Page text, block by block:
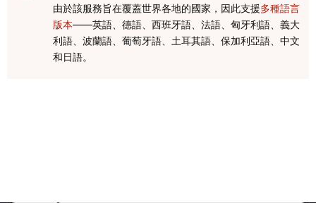
由於該服務旨在覆蓋世界各地的國家，因此支援多種語言
版本——英語、德語、西班牙語、法語、匈牙利語、義大
利語、波蘭語、葡萄牙語、土耳其語、保加利亞語、中文
和日語。